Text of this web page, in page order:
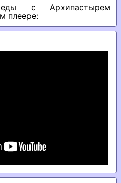
с Архипастырем
плеере: